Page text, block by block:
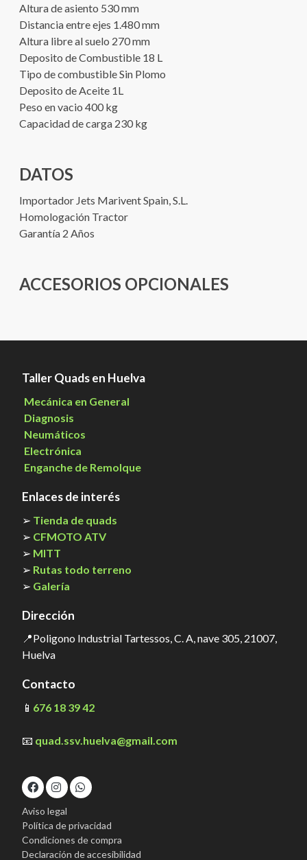
Altura de asiento 530 mm
Distancia entre ejes 1.480 mm
Altura libre al suelo 270 mm
Deposito de Combustible 18 L
Tipo de combustible Sin Plomo
Deposito de Aceite 1L
Peso en vacio 400 kg
Capacidad de carga 230 kg
DATOS
Importador Jets Marivent Spain, S.L.
Homologación Tractor
Garantía 2 Años
ACCESORIOS OPCIONALES
Taller Quads en Huelva
Mecánica en General
Diagnosis
Neumáticos
Electrónica
Enganche de Remolque
Enlaces de interés
➢ Tienda de quads
➢ CFMOTO ATV
➢ MITT
➢ Rutas todo terreno
➢ Galería
Dirección
📍Poligono Industrial Tartessos, C. A, nave 305, 21007,
Huelva
Contacto
📱 676 18 39 42
📧 quad.ssv.huelva@gmail.com
Aviso legal
Política de privacidad
Condiciones de compra
Declaración de accesibilidad